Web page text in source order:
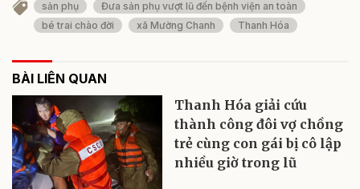
sản phụ
Đưa sản phụ vượt lũ đến bệnh viện an toàn
bé trai chào đời
xã Mường Chanh Thanh Hóa
BÀI LIÊN QUAN
Thanh Hóa giải cứu
thành công đôi vợ chồng
trẻ cùng con gái bị cô lập
nhiều giờ trong lũ